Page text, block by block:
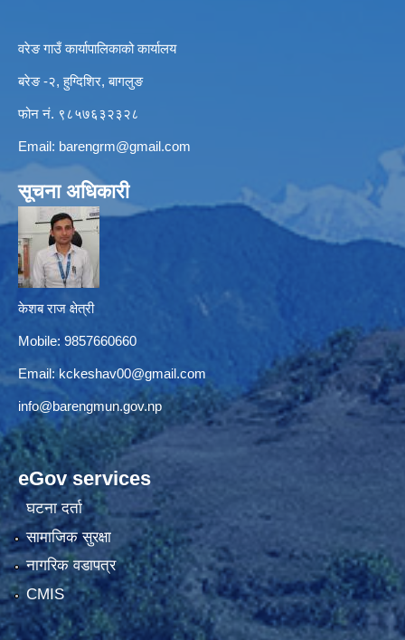
वरेङ गाउँ कार्यापालिकाको कार्यालय
बरेङ -२, हुग्दिशिर, बागलुङ
फोन नं. ९८५७६३२३२८
Email: barengrm@gmail.com
सूचना अधिकारी
केशब राज क्षेत्री
Mobile: 9857660660
Email: kckeshav00@gmail.com
info@barengmun.gov.np
eGov services
घटना दर्ता
सामाजिक सुरक्षा
नागरिक वडापत्र
CMIS